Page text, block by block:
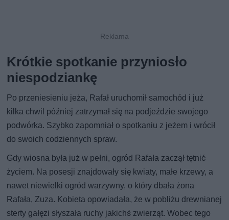
Krótkie spotkanie przyniosło
niespodziankę
Po przeniesieniu jeża, Rafał uruchomił samochód i już
kilka chwil później zatrzymał się na podjeździe swojego
podwórka. Szybko zapomniał o spotkaniu z jeżem i wrócił
do swoich codziennych spraw.
Gdy wiosna była już w pełni, ogród Rafała zaczął tętnić
życiem. Na posesji znajdowały się kwiaty, małe krzewy, a
nawet niewielki ogród warzywny, o który dbała żona
Rafała, Zuza. Kobieta opowiadała, że w pobliżu drewnianej
sterty gałęzi słyszała ruchy jakichś zwierząt. Wobec tego